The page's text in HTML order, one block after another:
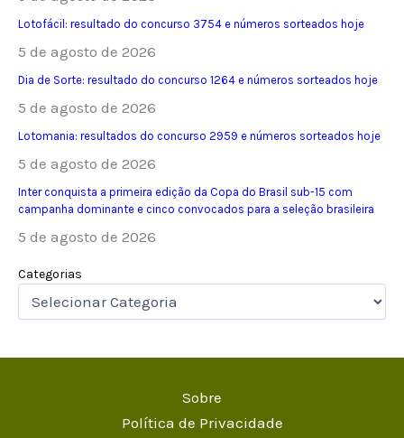
Lotofácil: resultado do concurso 3754 e números sorteados hoje
5 de agosto de 2026
Dia de Sorte: resultado do concurso 1264 e números sorteados hoje
5 de agosto de 2026
Lotomania: resultados do concurso 2959 e números sorteados hoje
5 de agosto de 2026
Inter conquista a primeira edição da Copa do Brasil sub-15 com
campanha dominante e cinco convocados para a seleção brasileira
5 de agosto de 2026
Categorias
Sobre
Política de Privacidade